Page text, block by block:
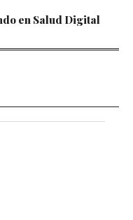
en Salud Digital